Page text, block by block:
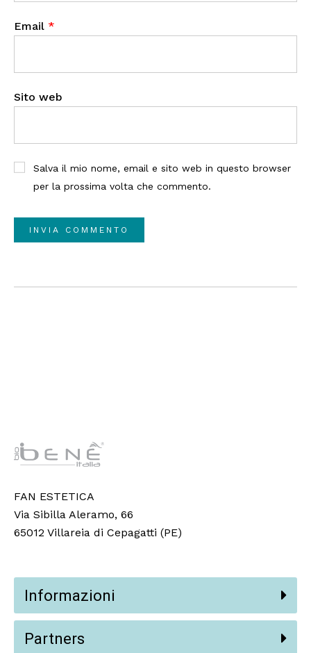
Email *
Sito web
Salva il mio nome, email e sito web in questo browser
per la prossima volta che commento.
FAN ESTETICA
Via Sibilla Aleramo, 66
65012 Villareia di Cepagatti (PE)
Informazioni
Partners